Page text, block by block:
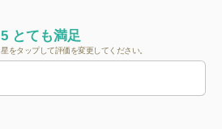
5 とても満足
星をタップして評価を変更してください。